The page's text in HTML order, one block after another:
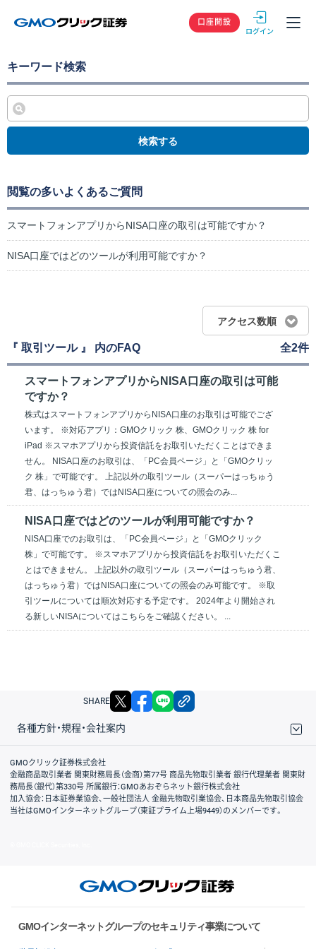
GMOクリック
口座開設
キーワード検索
検索する
閲覧の多いよくあるご質問
スマートフォンアプリからNISA口座の取引は可能ですか？
NISA口座ではどのツールが利用可能ですか？
アクセス数順
『 取引ツール 』 内のFAQ 全2件
スマートフォンアプリからNISA口座の取引は可能
ですか？
株式はスマートフォンアプリからNISA口座のお取引は可能でござ
います。 ※対応アプリ：GMOクリック 株、GMOクリック 株 for
iPad ※スマホアプリから投資信託をお取引いただくことはできま
せん。 NISA口座のお取引は、「PC会員ページ」と「GMOクリッ
ク 株」で可能です。 上記以外の取引ツール（スーパーはっちゅう
君、はっちゅう君）ではNISA口座についての照会のみ...
NISA口座ではどのツールが利用可能ですか？
NISA口座でのお取引は、「PC会員ページ」と「GMOクリック
株」で可能です。 ※スマホアプリから投資信託をお取引いただくこ
とはできません。 上記以外の取引ツール（スーパーはっちゅう君、
はっちゅう君）ではNISA口座についての照会のみ可能です。 ※取
引ツールについては順次対応する予定です。 2024年より開始され
る新しいNISAについてはこちらをご確認ください。 ...
SHARE X facebook
各種方針・規程・会社案内
取引規程・約款
サイトマップ
その他のご案内
個人情報保護方針
最良執行方針
サイトのご利用について
ディスクレイマー
信託保全
リスク説明
会社案内
GMOクリック証券株式会社
金融商品取引業者 関東財務局長（金商）第77号 商品先物取引業者 銀行代理業者 関東財
務局長（銀代）第330号 所属銀行：GMOあおぞらネット銀行株式会社
加入協会：日本証券業協会、一般社団法人 金融先物取引業協会、日本商品先物取引協会
当社はGMOインターネットグループ（東証プライム上場9449）のメンバーです。
GMOインターネットグループのセキュリティ事業について